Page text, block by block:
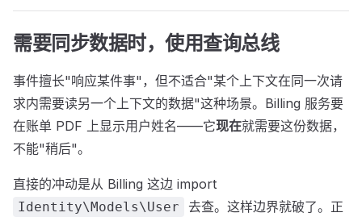
需要同步数据时，使用查询总线
事件擅长"响应某件事"，但不适合"某个上下文在同一次请
求内需要读另一个上下文的数据"这种场景。Billing 服务要
在账单 PDF 上显示用户姓名——它现在就需要这份数据，
不能"稍后"。
直接的冲动是从 Billing 这边 import
Identity\Models\User
去查。这样边界就破了。正